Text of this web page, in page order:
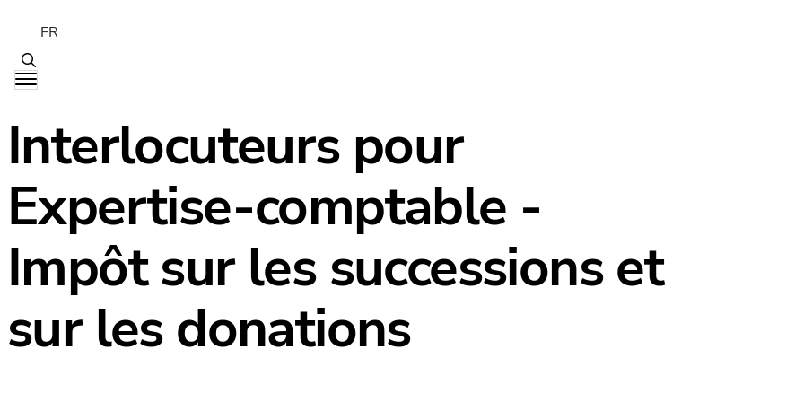
FR
Interlocuteurs pour
Expertise-comptable -
Impôt sur les successions et
sur les donations